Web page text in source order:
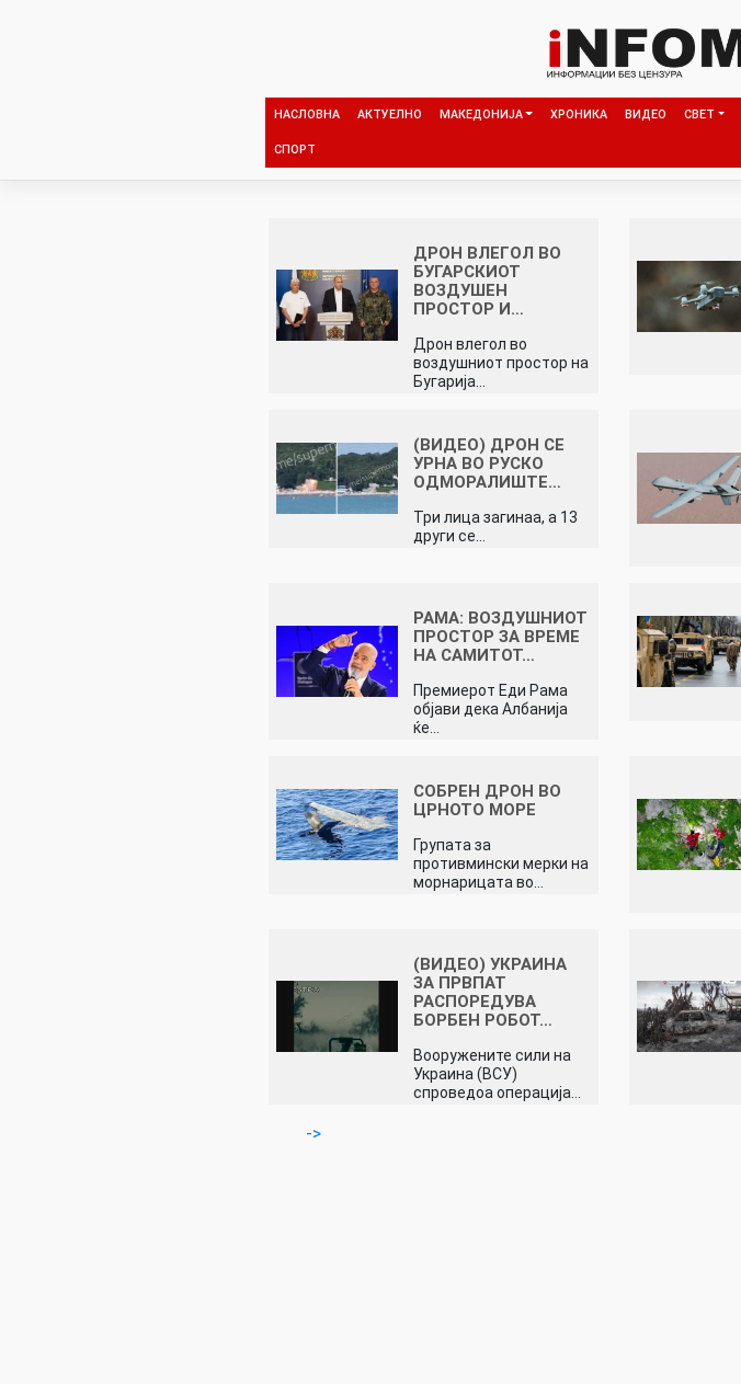
НАСЛОВНА АКТУЕЛНО МАКЕДОНИЈА ХРОНИКА ВИДЕО СВЕТ
СПОРТ
ДРОН ВЛЕГОЛ ВО
БУГАРСКИОТ
ВОЗДУШЕН
ПРОСТОР И…
Дрон влегол во
воздушниот простор на
Бугарија…
(ВИДЕО) ДРОН СЕ
УРНА ВО РУСКО
ОДМОРАЛИШТЕ…
Три лица загинаа, а 13
други се…
РАМА: ВОЗДУШНИОТ
ПРОСТОР ЗА ВРЕМЕ
НА САМИТОТ…
Премиерот Еди Рама
објави дека Албанија
ќе…
СОБРЕН ДРОН ВО
ЦРНОТО МОРЕ
Групата за
противмински мерки на
морнарицата во…
(ВИДЕО) УКРАИНА
ЗА ПРВПАТ
РАСПОРЕДУВА
БОРБЕН РОБОТ…
Вооружените сили на
Украина (ВСУ)
спроведоа операција…
->